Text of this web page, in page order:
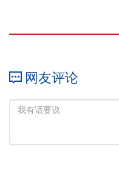
网友评论